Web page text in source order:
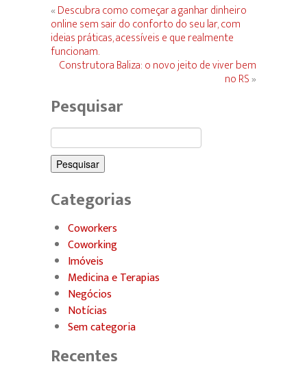
«Descubra como começar a ganhar dinheiro
online sem sair do conforto do seu lar, com
ideias práticas, acessíveis e que realmente
funcionam.
Construtora Baliza: o novo jeito de viver bem
no RS»
Pesquisar
Pesquisar
por:
Categorias
Coworkers
Coworking
Imóveis
Medicina e Terapias
Negócios
Notícias
Sem categoria
Recentes